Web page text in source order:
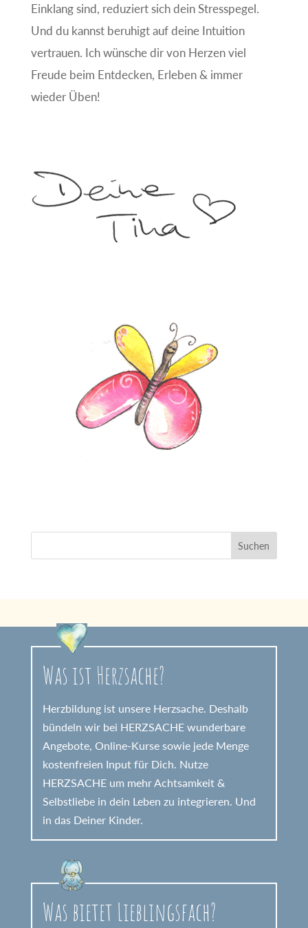
Einklang sind, reduziert sich dein Stresspegel.
Und du kannst beruhigt auf deine Intuition
vertrauen. Ich wünsche dir von Herzen viel
Freude beim Entdecken, Erleben & immer
wieder Üben!
Was ist Herzsache?
Herzbildung ist unsere Herzsache. Deshalb
bündeln wir bei HERZSACHE wunderbare
Angebote, Online-Kurse sowie jede Menge
kostenfreien Input für Dich. Nutze
HERZSACHE um mehr Achtsamkeit &
Selbstliebe in dein Leben zu integrieren. Und
in das Deiner Kinder.
Was bietet Lieblingsfach?